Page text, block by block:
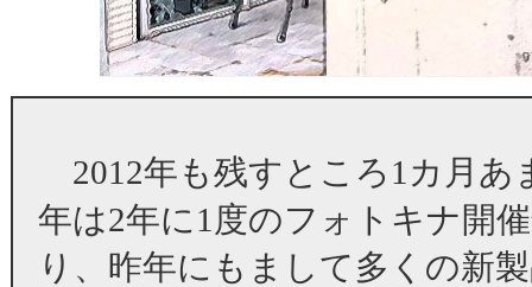
2012年も残すところ1カ月あ
年は2年に1度のフォトキナ開
り、昨年にもまして多くの新